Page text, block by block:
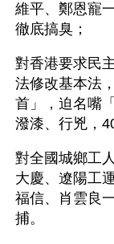
維平、鄭恩寵
徹底搞臭；
對香港要求民
法修改基本法
首」，迫名嘴
潑漆、行兇，
對全國城鄉工
大慶、遼陽工
福信、肖雲良
捕。